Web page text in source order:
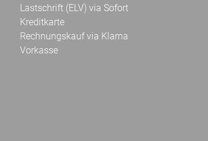
Lastschrift (ELV) via Sofort
Kreditkarte
Rechnungskauf via Klarna
Vorkasse